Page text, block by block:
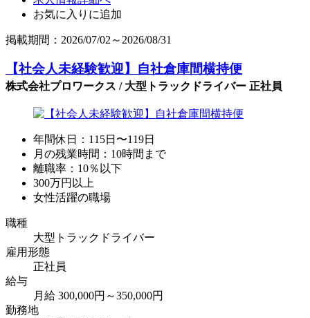
お気に入りに追加
掲載期間：2026/07/02～2026/08/31
【社会人未経験歓迎】自社倉庫間横持便
株式会社プロワークス / 大型トラックドライバー 正社員
年間休日：115日〜119日
月の残業時間：10時間まで
離職率：10％以下
300万円以上
女性活躍の職場
職種
大型トラックドライバー
雇用形態
正社員
給与
月給 300,000円～350,000円
勤務地